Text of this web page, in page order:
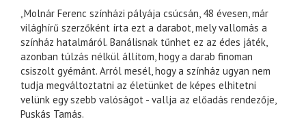
„Molnár Ferenc színházi pályája csúcsán, 48 évesen, már
világhírű szerzőként írta ezt a darabot, mely vallomás a
színház hatalmáról. Banálisnak tűnhet ez az édes játék,
azonban túlzás nélkül állítom, hogy a darab finoman
csiszolt gyémánt. Arról mesél, hogy a színház ugyan nem
tudja megváltoztatni az életünket de képes elhitetni
velünk egy szebb valóságot - vallja az előadás rendezője,
Puskás Tamás.